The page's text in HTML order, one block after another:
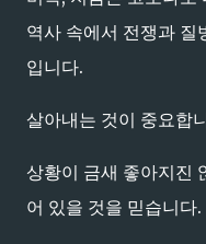
역사 속에서 전쟁과 질
입니다.
살아내는 것이 중요합
상황이 금새 좋아지진
어 있을 것을 믿습니다.